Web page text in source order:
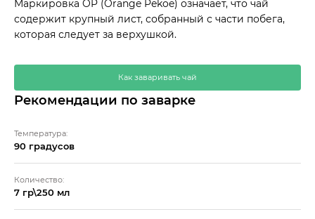
Маркировка OP (Orange Pekoe) означает, что чай
содержит крупный лист, собранный с части побега,
которая следует за верхушкой.
Как заваривать чай
Рекомендации по заварке
Температура:
90 градусов
Количество:
7 гр\250 мл